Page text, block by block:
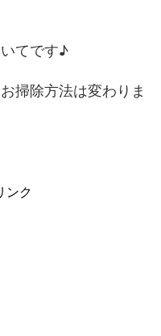
てです♪
掃除方法は変わりま
ンク